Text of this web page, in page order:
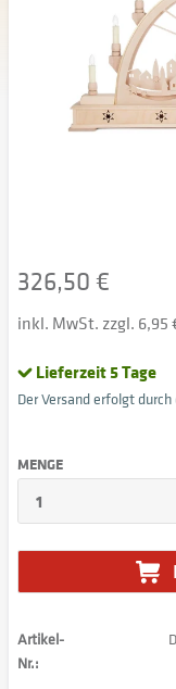
326,50 €
inkl. MwSt. zzgl.
Lieferzeit 5 Tage
Der Versand erfolgt
MENGE
Artikel-
Nr.: